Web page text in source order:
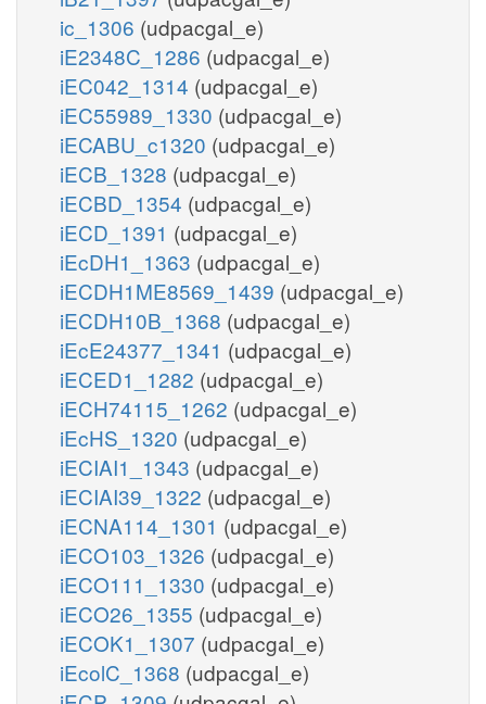
ic_1306 (udpacgal_e)
iE2348C_1286 (udpacgal_e)
iEC042_1314 (udpacgal_e)
iEC55989_1330 (udpacgal_e)
iECABU_c1320 (udpacgal_e)
iECB_1328 (udpacgal_e)
iECBD_1354 (udpacgal_e)
iECD_1391 (udpacgal_e)
iEcDH1_1363 (udpacgal_e)
iECDH1ME8569_1439 (udpacgal_e)
iECDH10B_1368 (udpacgal_e)
iEcE24377_1341 (udpacgal_e)
iECED1_1282 (udpacgal_e)
iECH74115_1262 (udpacgal_e)
iEcHS_1320 (udpacgal_e)
iECIAI1_1343 (udpacgal_e)
iECIAI39_1322 (udpacgal_e)
iECNA114_1301 (udpacgal_e)
iECO103_1326 (udpacgal_e)
iECO111_1330 (udpacgal_e)
iECO26_1355 (udpacgal_e)
iECOK1_1307 (udpacgal_e)
iEcolC_1368 (udpacgal_e)